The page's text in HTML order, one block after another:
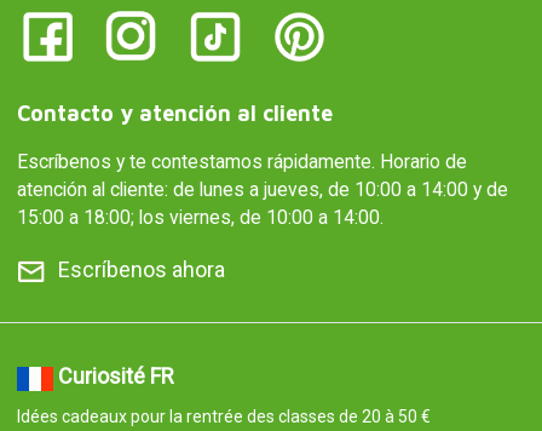
Contacto y atención al cliente
Escríbenos y te contestamos rápidamente. Horario de
atención al cliente: de lunes a jueves, de 10:00 a 14:00 y de
15:00 a 18:00; los viernes, de 10:00 a 14:00.
Escríbenos ahora
Curiosité FR
Idées cadeaux pour la rentrée des classes de 20 à 50 €